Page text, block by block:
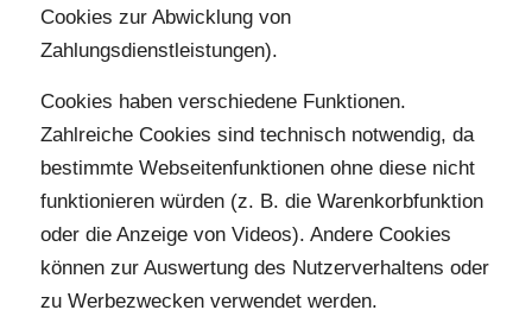
Cookies zur Abwicklung von
Zahlungsdienstleistungen).
Cookies haben verschiedene Funktionen.
Zahlreiche Cookies sind technisch notwendig, da
bestimmte Webseitenfunktionen ohne diese nicht
funktionieren würden (z. B. die Warenkorbfunktion
oder die Anzeige von Videos). Andere Cookies
können zur Auswertung des Nutzerverhaltens oder
zu Werbezwecken verwendet werden.